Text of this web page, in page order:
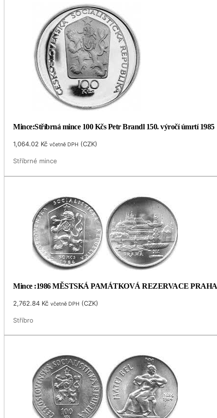
Mince:Stříbrná mince 100 Kčs Petr Brandl 150. výročí úmrtí 1985
1,064.02 Kč včetně DPH (CZK)
Stříbrné mince
Mince :1986 MĚSTSKÁ PAMÁTKOVÁ REZERVACE PRAHA
2,762.84 Kč včetně DPH (CZK)
Stříbro